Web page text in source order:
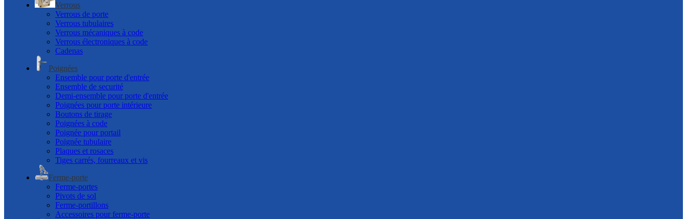
Verrous
Verrous de porte
Verrous tubulaires
Verrous mécaniques à code
Verrous électroniques à code
Cadenas
Poignées
Ensemble pour porte d'entrée
Ensemble de securité
Demi-ensemble pour porte d'entrée
Poignées pour porte intérieure
Boutons de tirage
Poignées à code
Poignée pour portail
Poignée tubulaire
Plaques et rosaces
Tiges carrés, fourreaux et vis
Ferme-porte
Ferme-portes
Pivots de sol
Ferme-portillons
Accessoires pour ferme-porte